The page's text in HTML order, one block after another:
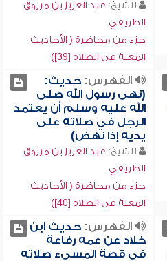
للشيخ: عبد العزيز بن مرزوق
الطريفي
جزء من محاضرة ( الأحاديث
المعلة في الصلاة [39])
الفهرس:حديث:
(نهى رسول الله صلى
الله عليه وسلم أن يعتمد
الرجل في صلاته على
يديه إذا نهض)
للشيخ: عبد العزيز بن مرزوق
الطريفي
جزء من محاضرة ( الأحاديث
المعلة في الصلاة [40])
الفهرس:حديث ابن
خلاد عن عمه رفاعة
في قصة المسيء صلاته